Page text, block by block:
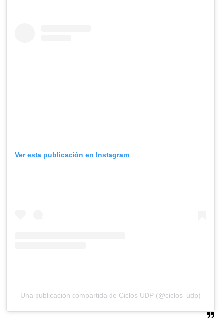
Ver esta publicación en Instagram
Una publicación compartida de Ciclos UDP (@ciclos_udp)